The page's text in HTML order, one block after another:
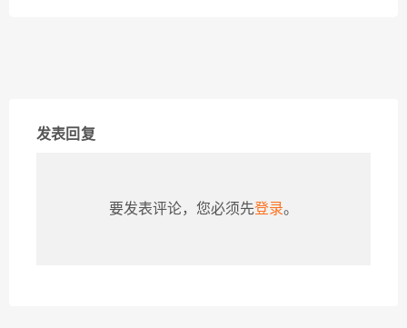
发表回复
要发表评论，您必须先登录。